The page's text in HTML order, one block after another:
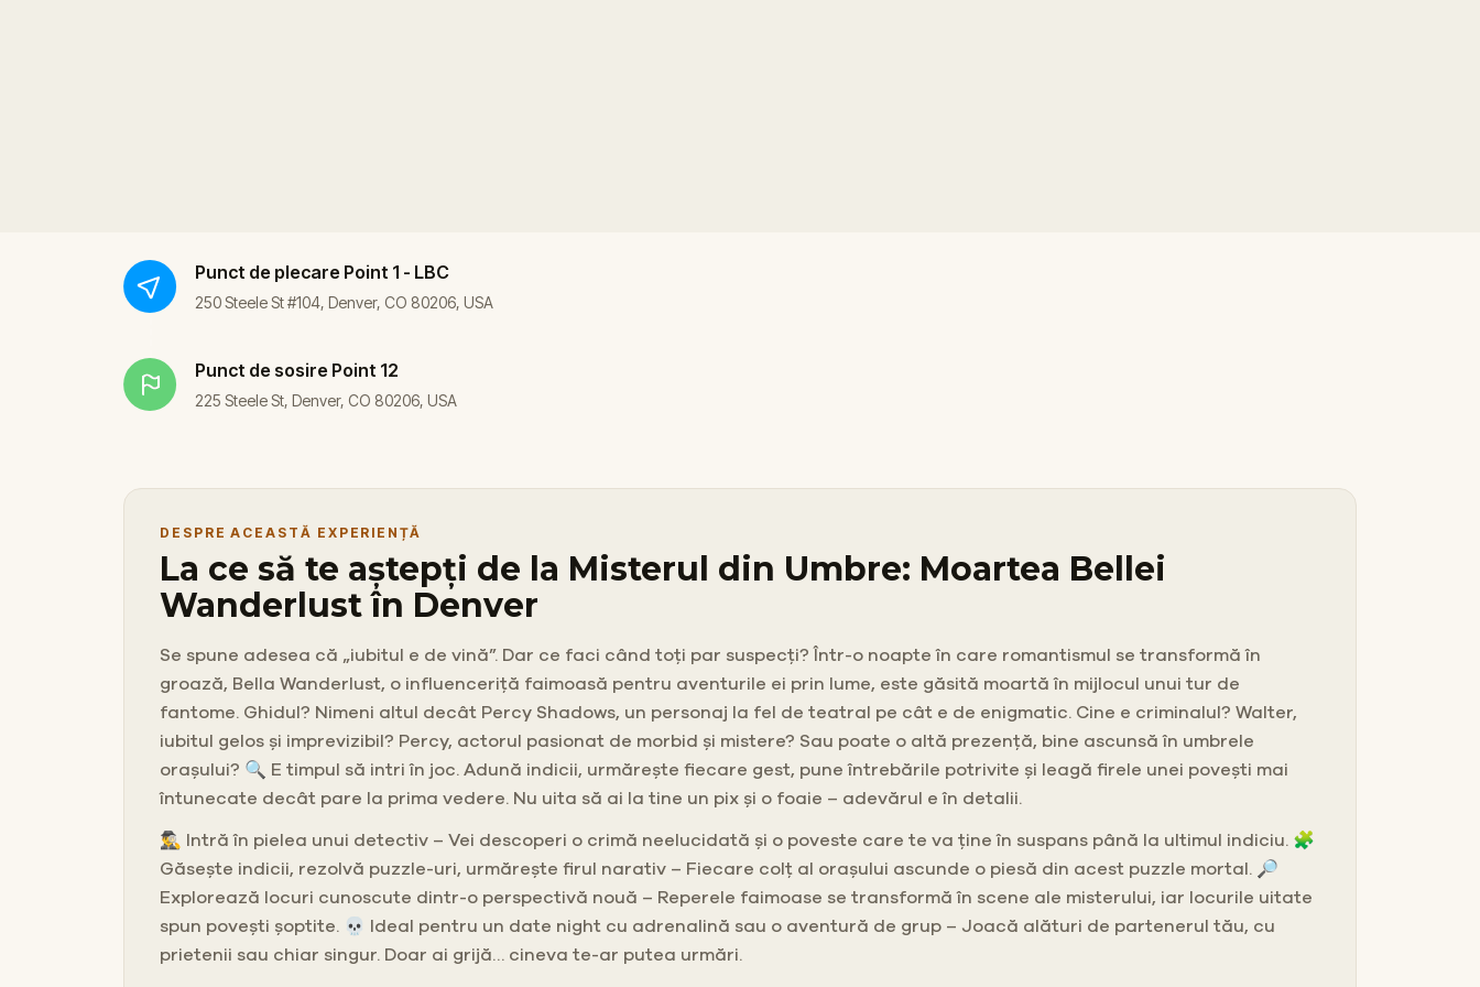
Punct de plecare Point 1 - LBC
250 Steele St #104, Denver, CO 80206, USA
Punct de sosire Point 12
225 Steele St, Denver, CO 80206, USA
DESPRE ACEASTĂ EXPERIENȚĂ
La ce să te aștepți de la Misterul din Umbre: Moartea Bellei
Wanderlust în Denver
Se spune adesea că „iubitul e de vină”. Dar ce faci când toți par suspecți? Într-o noapte în care romantismul se transformă în
groază, Bella Wanderlust, o influenceriță faimoasă pentru aventurile ei prin lume, este găsită moartă în mijlocul unui tur de
fantome. Ghidul? Nimeni altul decât Percy Shadows, un personaj la fel de teatral pe cât e de enigmatic. Cine e criminalul? Walter,
iubitul gelos și imprevizibil? Percy, actorul pasionat de morbid și mistere? Sau poate o altă prezență, bine ascunsă în umbrele
orașului? 🔍 E timpul să intri în joc. Adună indicii, urmărește fiecare gest, pune întrebările potrivite și leagă firele unei povești mai
întunecate decât pare la prima vedere. Nu uita să ai la tine un pix și o foaie – adevărul e în detalii.
🕵️‍♂️ Intră în pielea unui detectiv – Vei descoperi o crimă neelucidată și o poveste care te va ține în suspans până la ultimul indiciu. 🧩
Găsește indicii, rezolvă puzzle-uri, urmărește firul narativ – Fiecare colț al orașului ascunde o piesă din acest puzzle mortal. 🔎
Explorează locuri cunoscute dintr-o perspectivă nouă – Reperele faimoase se transformă în scene ale misterului, iar locurile uitate
spun povești șoptite. 💀 Ideal pentru un date night cu adrenalină sau o aventură de grup – Joacă alături de partenerul tău, cu
prietenii sau chiar singur. Doar ai grijă… cineva te-ar putea urmări.